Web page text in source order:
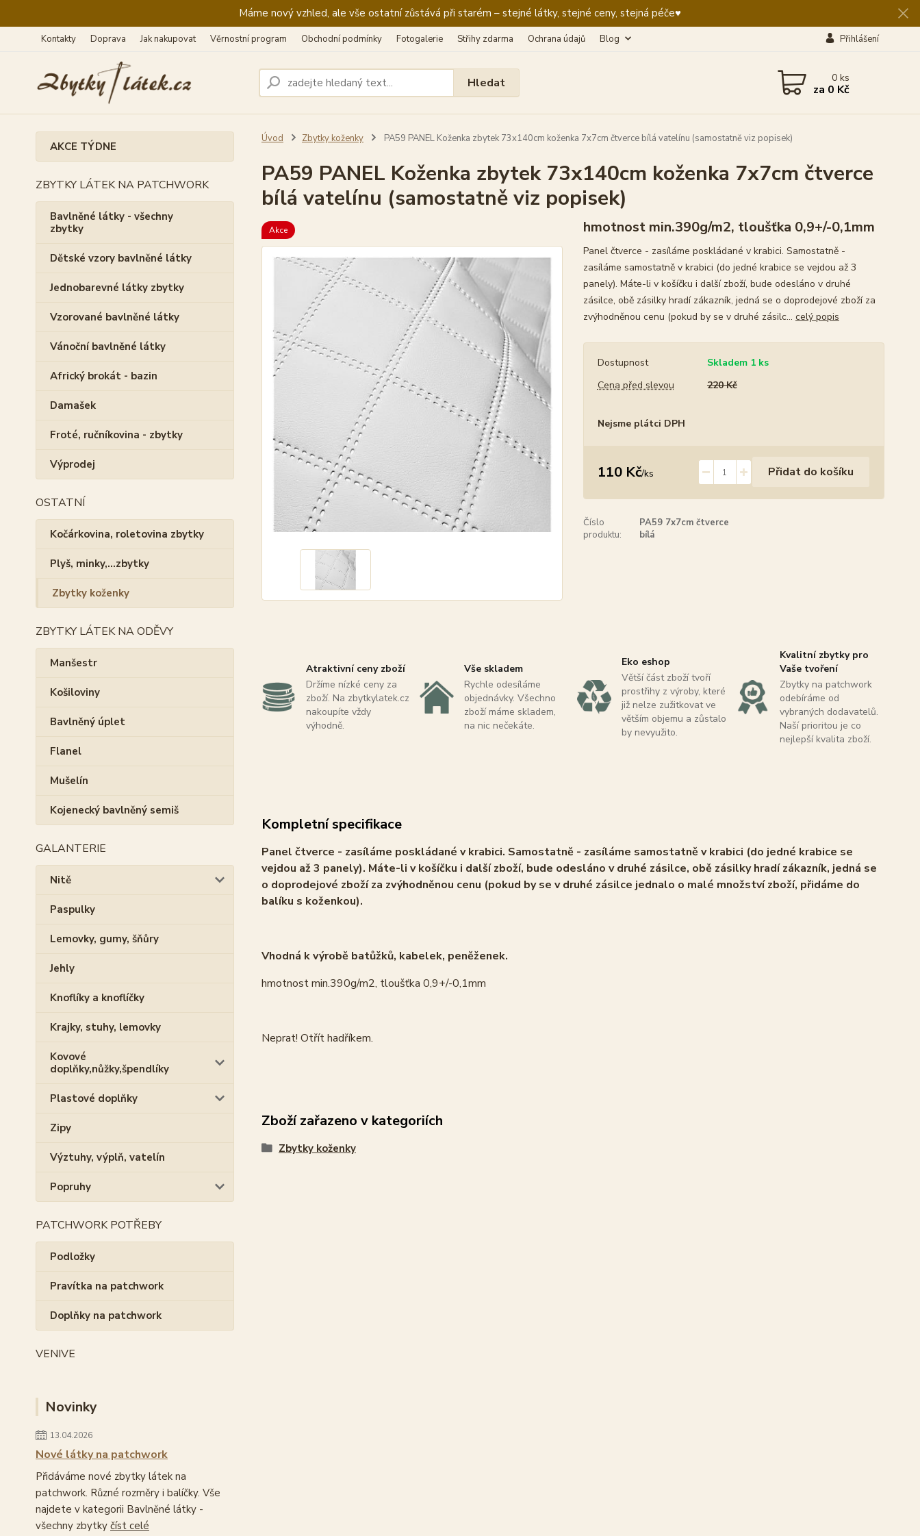
Máme nový vzhled, ale vše ostatní zůstává při starém – stejné látky, stejné ceny, stejná péče♥️
Kontakty Doprava Jak nakupovat Věrnostní program Obchodní podmínky Fotogalerie Střihy zdarma Ochrana údajů Blog Přihlášení
Hledat 0ks
za 0 Kč
AKCE TÝDNE
ZBYTKY LÁTEK NA PATCHWORK
Bavlněné látky - všechny
zbytky
Dětské vzory bavlněné látky
Jednobarevné látky zbytky
Vzorované bavlněné látky
Vánoční bavlněné látky
Africký brokát - bazin
Damašek
Froté, ručníkovina - zbytky
Výprodej
OSTATNÍ
Kočárkovina, roletovina zbytky
Plyš, minky,...zbytky
Zbytky koženky
ZBYTKY LÁTEK NA ODĚVY
Manšestr
Košiloviny
Bavlněný úplet
Flanel
Mušelín
Kojenecký bavlněný semiš
GALANTERIE
Nitě
Paspulky
Lemovky, gumy, šňůry
Jehly
Knoflíky a knoflíčky
Krajky, stuhy, lemovky
Kovové
doplňky,nůžky,špendlíky
Plastové doplňky
Zipy
Výztuhy, výplň, vatelín
Popruhy
PATCHWORK POTŘEBY
Podložky
Pravítka na patchwork
Doplňky na patchwork
VENIVE
Novinky
13.04.2026
Nové látky na patchwork
Přidáváme nové zbytky látek na
patchwork. Různé rozměry i balíčky. Vše
najdete v kategorii Bavlněné látky -
všechny zbytky číst celé
Úvod Zbytky koženky PA59 PANEL Koženka zbytek 73x140cm koženka 7x7cm čtverce bílá vatelínu (samostatně viz popisek)
PA59 PANEL Koženka zbytek 73x140cm koženka 7x7cm čtverce
bílá vatelínu (samostatně viz popisek)
Akce hmotnost min.390g/m2, tloušťka 0,9+/-0,1mm
Panel čtverce - zasíláme poskládané v krabici. Samostatně -
zasíláme samostatně v krabici (do jedné krabice se vejdou až 3
panely). Máte-li v košíčku i další zboží, bude odesláno v druhé
zásilce, obě zásilky hradí zákazník, jedná se o doprodejové zboží za
zvýhodněnou cenu (pokud by se v druhé zásilc... celý popis
Dostupnost
Skladem 1 ks
Cena před slevou
220 Kč
Nejsme plátci DPH
110 Kč/ks Přidat do košíku
Číslo
produktu:
PA59 7x7cm čtverce
bílá
Atraktivní ceny zboží
Držíme nízké ceny za
zboží. Na zbytkylatek.cz
nakoupíte vždy
výhodně.
Vše skladem
Rychle odesíláme
objednávky. Všechno
zboží máme skladem,
na nic nečekáte.
Eko eshop
Větší část zboží tvoří
prostřihy z výroby, které
již nelze zužitkovat ve
větším objemu a zůstalo
by nevyužito.
Kvalitní zbytky pro
Vaše tvoření
Zbytky na patchwork
odebíráme od
vybraných dodavatelů.
Naší prioritou je co
nejlepší kvalita zboží.
Kompletní specifikace
Panel čtverce - zasíláme poskládané v krabici. Samostatně - zasíláme samostatně v krabici (do jedné krabice se
vejdou až 3 panely). Máte-li v košíčku i další zboží, bude odesláno v druhé zásilce, obě zásilky hradí zákazník, jedná se
o doprodejové zboží za zvýhodněnou cenu (pokud by se v druhé zásilce jednalo o malé množství zboží, přidáme do
balíku s koženkou).
Vhodná k výrobě batůžků, kabelek, peněženek.
hmotnost min.390g/m2, tloušťka 0,9+/-0,1mm
Neprat! Otřít hadříkem.
Zboží zařazeno v kategoriích
Zbytky koženky